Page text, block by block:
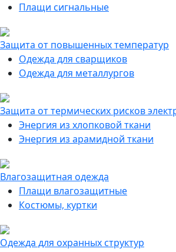
Плащи сигнальные
Защита от повышенных температур
Одежда для сварщиков
Одежда для металлургов
Защита от термических рисков
Энергия из хлопковой ткани
Энергия из арамидной ткани
Влагозащитная одежда
Плащи влагозащитные
Костюмы, куртки
Одежда для охранных структур